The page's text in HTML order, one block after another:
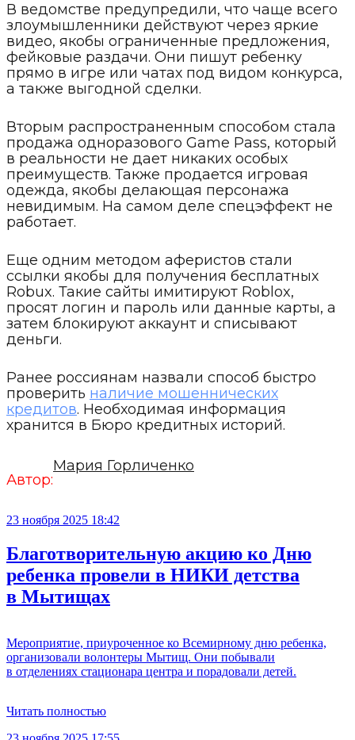
В ведомстве предупредили, что чаще всего
злоумышленники действуют через яркие
видео, якобы ограниченные предложения,
фейковые раздачи. Они пишут ребенку
прямо в игре или чатах под видом конкурса,
а также выгодной сделки.
Вторым распространенным способом стала
продажа одноразового Game Pass, который
в реальности не дает никаких особых
преимуществ. Также продается игровая
одежда, якобы делающая персонажа
невидимым. На самом деле спецэффект не
работает.
Еще одним методом аферистов стали
ссылки якобы для получения бесплатных
Robux. Такие сайты имитируют Roblox,
просят логин и пароль или данные карты, а
затем блокируют аккаунт и списывают
деньги.
Ранее россиянам назвали способ быстро
проверить наличие мошеннических
кредитов. Необходимая информация
хранится в Бюро кредитных историй.
Автор:
Мария Горличенко
23 ноября 2025 18:42
Благотворительную акцию ко Дню
ребенка провели в НИКИ детства
в Мытищах
Мероприятие, приуроченное ко Всемирному дню ребенка,
организовали волонтеры Мытищ. Они побывали
в отделениях стационара центра и порадовали детей.
Читать полностью